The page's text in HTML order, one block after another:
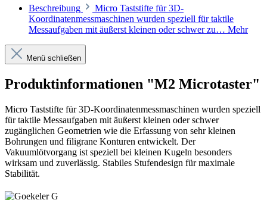
Beschreibung
Micro Taststifte für 3D-
Koordinatenmessmaschinen wurden speziell für taktile
Messaufgaben mit äußerst kleinen oder schwer zu… Mehr
Menü schließen
Produktinformationen "M2 Microtaster"
Micro Taststifte für 3D-Koordinatenmessmaschinen wurden speziell
für taktile Messaufgaben mit äußerst kleinen oder schwer
zugänglichen Geometrien wie die Erfassung von sehr kleinen
Bohrungen und filigrane Konturen entwickelt. Der
Vakuumlötvorgang ist speziell bei kleinen Kugeln besonders
wirksam und zuverlässig. Stabiles Stufendesign für maximale
Stabilität.